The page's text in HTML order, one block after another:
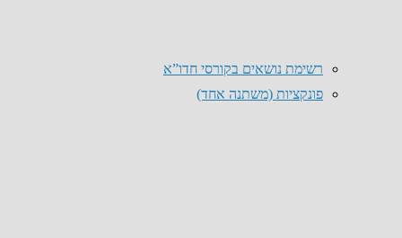
רשימת נושאים בקורסי חדו”א
פונקציות (משתנה אחד)